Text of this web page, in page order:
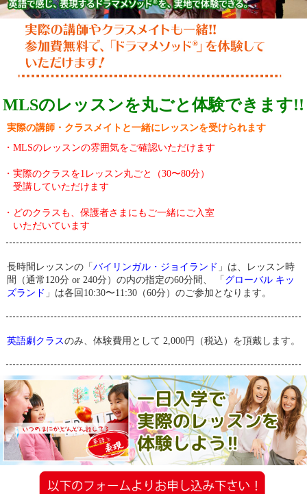
MLSのレッスンを丸ごと体験できます!!
実際の講師・クラスメイトと一緒にレッスンを受けられます
・MLSのレッスンの雰囲気をご確認いただけます
・実際のクラスを1レッスン丸ごと（30〜80分）
受講していただけます
・どのクラスも、保護者さまにもご一緒にご入室
いただいています
長時間レッスンの「 バイリンガル・ジョイランド 」は、レッスン時
間（通常120分 or 240分）の内の指定の60分間、 「 グローバル キッ
ズランド 」は各回10:30〜11:30（60分）のご参加となります。
英語劇クラスのみ、体験費用として 2,000円（税込）を頂戴します。